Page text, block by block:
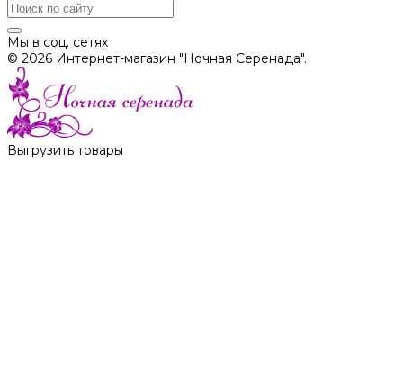
Мы в соц. сетях
© 2026 Интернет-магазин "Ночная Серенада".
Выгрузить товары